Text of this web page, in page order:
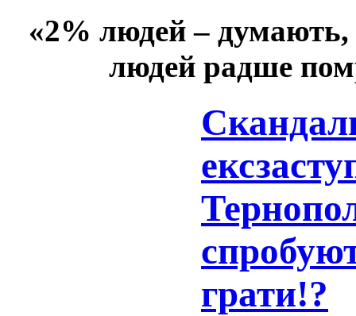
«2% людей –
людей радше
грати!?